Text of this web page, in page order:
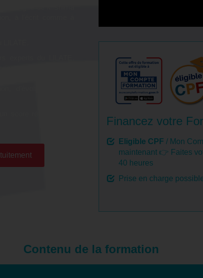
Financez votre
Eligible CPF / Mon
maintenant 👉 Faites
40 heures
Prise en charge
Contenu de la formation